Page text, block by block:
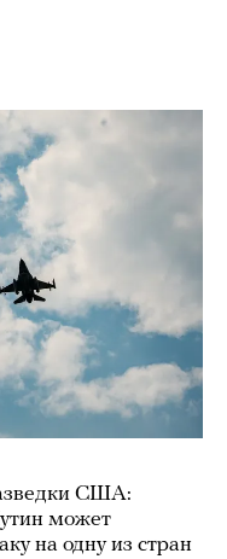
США:
может
на одну из стран